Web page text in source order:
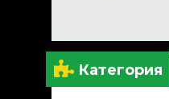
Категория